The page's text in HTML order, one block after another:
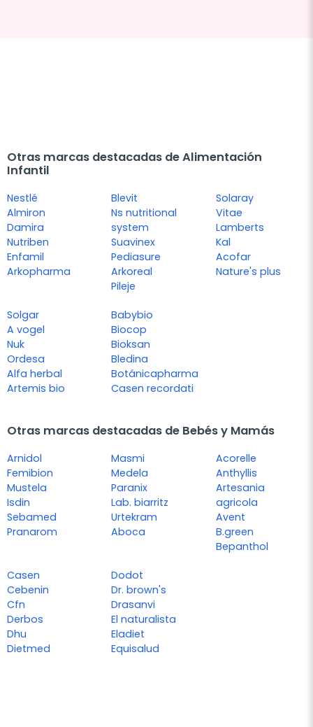
Otras marcas destacadas de Alimentación
Infantil
Nestlé
Almiron
Damira
Nutriben
Enfamil
Arkopharma
Blevit
Ns nutritional
system
Suavinex
Pediasure
Arkoreal
Pileje
Solaray
Vitae
Lamberts
Kal
Acofar
Nature's plus
Solgar
A vogel
Nuk
Ordesa
Alfa herbal
Artemis bio
Babybio
Biocop
Bioksan
Bledina
Botánicapharma
Casen recordati
Otras marcas destacadas de Bebés y Mamás
Arnidol
Femibion
Mustela
Isdin
Sebamed
Pranarom
Masmi
Medela
Paranix
Lab. biarritz
Urtekram
Aboca
Acorelle
Anthyllis
Artesania
agricola
Avent
B.green
Bepanthol
Casen
Cebenin
Cfn
Derbos
Dhu
Dietmed
Dodot
Dr. brown's
Drasanvi
El naturalista
Eladiet
Equisalud